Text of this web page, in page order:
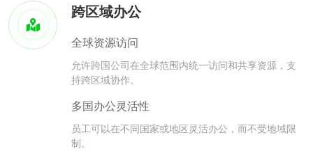
跨区域办公
全球资源访问
允许跨国公司在全球范围内统一访问和共享资源，支
持跨区域协作。
多国办公灵活性
员工可以在不同国家或地区灵活办公，而不受地域限
制。